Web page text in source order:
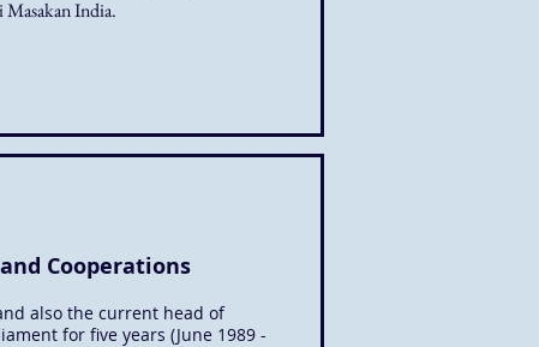
Masakan India.
Cooperations
also the current head of
for five years (June 1989 -